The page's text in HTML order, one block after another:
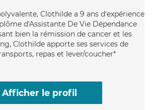
Clothilde a 9 ans d'expérience
d'Assistante De Vie Dépendance
bien la rémission de cancer et les
Clothilde apporte ses services de
repas et lever/coucher*
Afficher le profil